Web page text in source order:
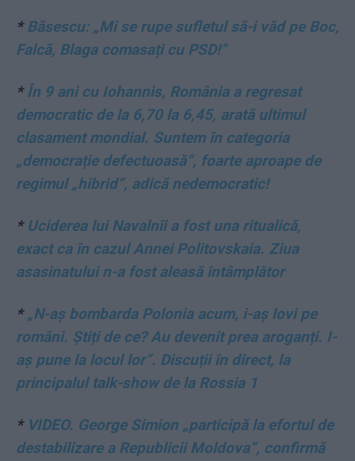
*Băsescu: „Mi se rupe sufletul să-i văd pe Boc,
Falcă, Blaga comasați cu PSD!”
* În 9 ani cu Iohannis, România a regresat
democratic de la 6,70 la 6,45, arată ultimul
clasament mondial. Suntem în categoria
„democrație defectuoasă“, foarte aproape de
regimul „hibrid“, adică nedemocratic!
* Uciderea lui Navalnîi a fost una ritualică,
exact ca în cazul Annei Politovskaia. Ziua
asasinatului n-a fost aleasă întâmplător
*„N-aș bombarda Polonia acum, i-aș lovi pe
români. Știți de ce? Au devenit prea aroganți. I-
aș pune la locul lor“. Discuții în direct, la
principalul talk-show de la Rossia 1
* VIDEO. George Simion „participă la efortul de
destabilizare a Republicii Moldova“, confirmă